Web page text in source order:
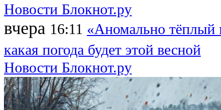
Новости Блокнот.ру
вчера 16:11 «Аномально тёплый
какая погода будет этой весной
Новости Блокнот.ру